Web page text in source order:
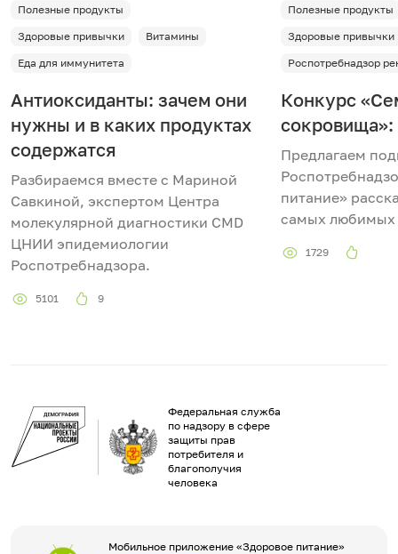
Полезные продукты
Здоровые привычки
Витамины
Еда для иммунитета
Антиоксиданты: зачем они
нужны и в каких продуктах
содержатся
Разбираемся вместе с Мариной
Савкиной, экспертом Центра
молекулярной диагностики CMD
ЦНИИ эпидемиологии
Роспотребнадзора.
5101 9
Полезные продукты
Здоровые привычки
Роспотребнадзор
Конкурс
сокровища»:
Предлагаем
питание»
самых любимых
1729
Федеральная служба
по надзору в сфере
защиты прав
потребителя и
благополучия
человека
Мобильное приложение «Здоровое питание»